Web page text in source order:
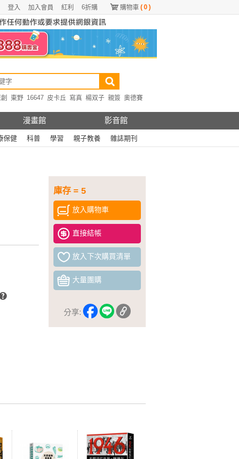
購物車 ( 0 )
6折購
紅利
加入會員
登入
東野 16647 皮卡丘 寫真 楊双子 親簽 奧德賽
漫畫館 影音館
保健 科普 學習 親子教養 雜誌期刊
庫存 = 5
放入購物車
直接結帳
放入下次購買清單
大量團購
分享: